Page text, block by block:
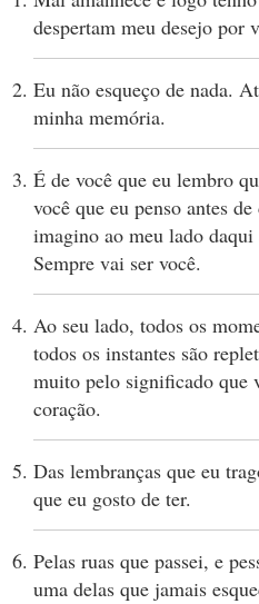
despertam meu desejo por
Eu não esqueço de nada.
minha memória.
É de você que eu lembro
você que eu penso antes
imagino ao meu lado daqui
Sempre vai ser você.
Ao seu lado, todos os
todos os instantes são
muito pelo significado que
coração.
Das lembranças que eu
que eu gosto de ter.
Pelas ruas que passei, e
uma delas que jamais